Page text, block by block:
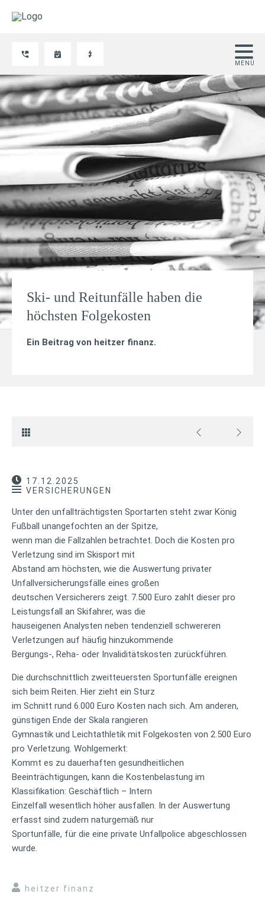
Ski- und Reitunfälle haben die
höchsten Folgekosten
Ein Beitrag von heitzer finanz.
17.12.2025
VERSICHERUNGEN
Unter den unfallträchtigsten Sportarten steht zwar König
Fußball unangefochten an der Spitze,
wenn man die Fallzahlen betrachtet. Doch die Kosten pro
Verletzung sind im Skisport mit
Abstand am höchsten, wie die Auswertung privater
Unfallversicherungsfälle eines großen
deutschen Versicherers zeigt. 7.500 Euro zahlt dieser pro
Leistungsfall an Skifahrer, was die
hauseigenen Analysten neben tendenziell schwereren
Verletzungen auf häufig hinzukommende
Bergungs-, Reha- oder Invaliditätskosten zurückführen.
Die durchschnittlich zweitteuersten Sportunfälle ereignen
sich beim Reiten. Hier zieht ein Sturz
im Schnitt rund 6.000 Euro Kosten nach sich. Am anderen,
günstigen Ende der Skala rangieren
Gymnastik und Leichtathletik mit Folgekosten von 2.500 Euro
pro Verletzung. Wohlgemerkt:
Kommt es zu dauerhaften gesundheitlichen
Beeinträchtigungen, kann die Kostenbelastung im
Klassifikation: Geschäftlich – Intern
Einzelfall wesentlich höher ausfallen. In der Auswertung
erfasst sind zudem naturgemäß nur
Sportunfälle, für die eine private Unfallpolice abgeschlossen
wurde.
heitzer finanz